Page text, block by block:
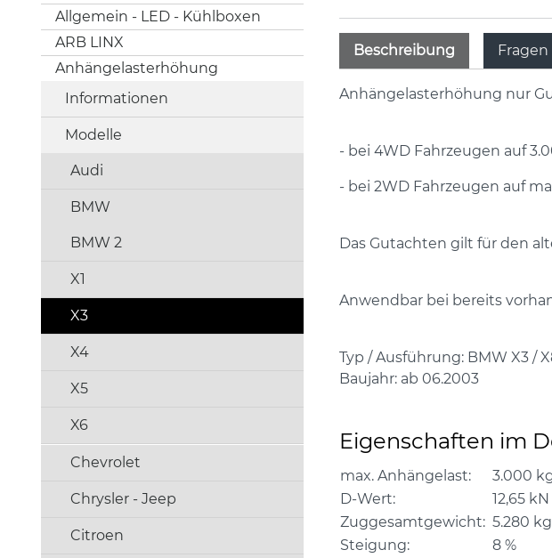
Allgemein - LED - Kühlboxen
ARB LINX
Anhängelasterhöhung
Informationen
Modelle
Audi
BMW
BMW 2
X1
X3
X4
X5
X6
Chevrolet
Chrysler - Jeep
Citroen
Beschreibung
Anhängelasterhöhung nur
- bei 4WDFahrzeugen auf
- bei 2WDFahrzeugen auf
Das Gutachten gilt für den
Anwendbar bei bereits
Typ / Ausführung:BMW X3 /
Baujahr:ab 06.2003
Eigenschaften im
max. Anhängelast:
3.000
D-Wert:
12,65 kN
Zuggesamtgewicht: 5.280 kg
Steigung:
8 %